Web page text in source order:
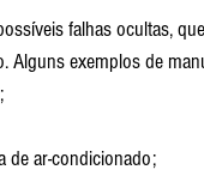
falhas ocultas,
Alguns exemplos de
de ar-condicionado;